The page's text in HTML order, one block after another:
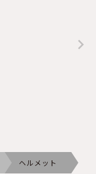
ヘルメット